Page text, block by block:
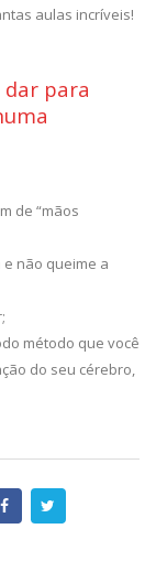
aulas incríveis!
dar para
de “mãos
não queime a
método que você
do seu cérebro,